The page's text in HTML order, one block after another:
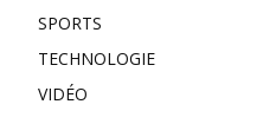
SPORTS
TECHNOLOGIE
VIDÉO